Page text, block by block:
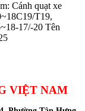
Cánh quạt xe
T19,
17/-20 Tên
VIỆT NAM